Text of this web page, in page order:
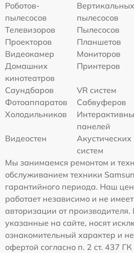
Роботов-
пылесосов
Вертикальных
пылесосов
Телевизоров
Пылесосов
Проекторов
Планшетов
Видеокамер
Мониторов
Домашних
кинотеатров
Принтеров
Саундбаров
VR систем
Фотоаппаратов
Сабвуферов
Холодильников
панелей
Видеостен
Акустических
систем
Мы занимаемся ремонтом и
обслуживанием техники
гарантийного периода. Наш
работает независимо и не
авторизации от
указанные на сайте, носят
ознакомительный характер и
офертой согласно п. 2 ст. 437